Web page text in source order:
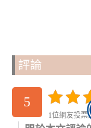
評論
5
1位網友投票